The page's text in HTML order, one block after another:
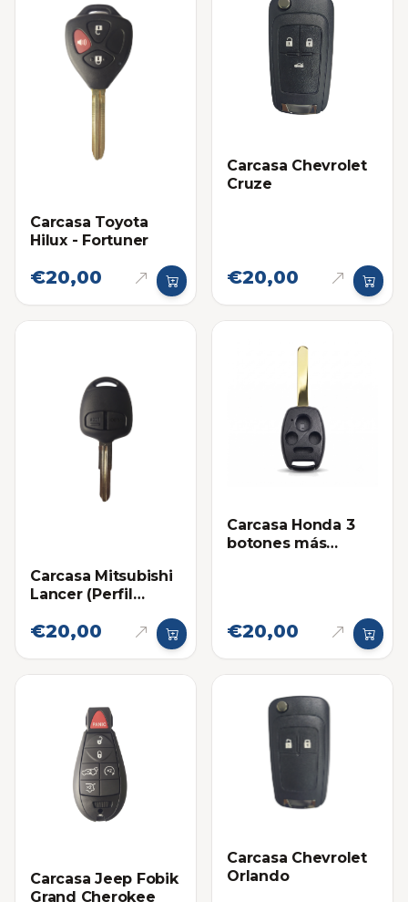
Carcasa Toyota
Hilux - Fortuner
€20,00
Carcasa Chevrolet
Cruze
€20,00
Carcasa Mitsubishi
Lancer (Perfil
€20,00
Carcasa Honda 3
botones más
€20,00
Carcasa Jeep Fobik
Grand Cherokee
Carcasa Chevrolet
Orlando